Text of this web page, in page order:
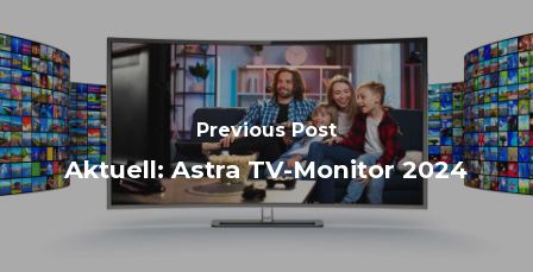
Previous Post
Aktuell: Astra TV-Monitor 2024